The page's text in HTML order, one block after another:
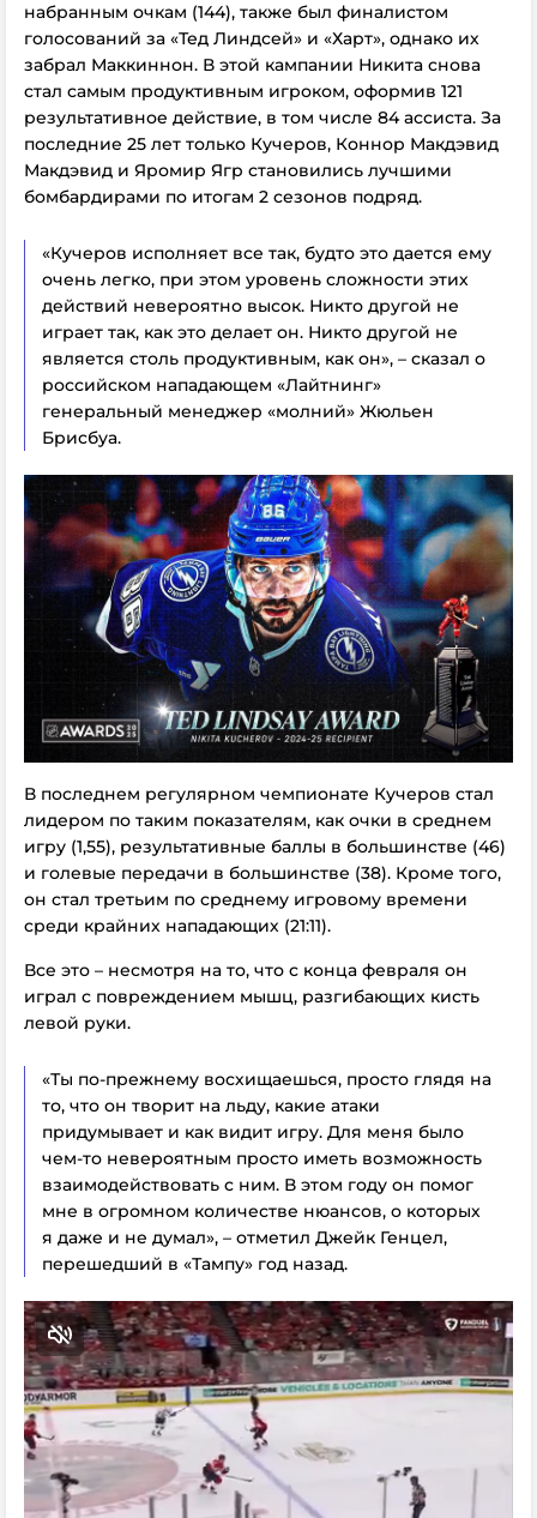
набранным очкам (144), также был финалистом
голосований за «Тед Линдсей» и «Харт», однако их
забрал Маккиннон. В этой кампании Никита снова
стал самым продуктивным игроком, оформив 121
результативное действие, в том числе 84 ассиста. За
последние 25 лет только Кучеров, Коннор Макдэвид
Макдэвид и Яромир Ягр становились лучшими
бомбардирами по итогам 2 сезонов подряд.
«Кучеров исполняет все так, будто это дается ему
очень легко, при этом уровень сложности этих
действий невероятно высок. Никто другой не
играет так, как это делает он. Никто другой не
является столь продуктивным, как он», – сказал о
российском нападающем «Лайтнинг»
генеральный менеджер «молний» Жюльен
Брисбуа.
В последнем регулярном чемпионате Кучеров стал
лидером по таким показателям, как очки в среднем
игру (1,55), результативные баллы в большинстве (46)
и голевые передачи в большинстве (38). Кроме того,
он стал третьим по среднему игровому времени
среди крайних нападающих (21:11).
Все это – несмотря на то, что с конца февраля он
играл с повреждением мышц, разгибающих кисть
левой руки.
«Ты по-прежнему восхищаешься, просто глядя на
то, что он творит на льду, какие атаки
придумывает и как видит игру. Для меня было
чем-то невероятным просто иметь возможность
взаимодействовать с ним. В этом году он помог
мне в огромном количестве нюансов, о которых
я даже и не думал», – отметил Джейк Генцел,
перешедший в «Тампу» год назад.